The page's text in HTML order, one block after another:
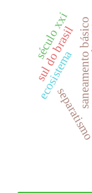
saneamento básico
ecosistema
sul do brasil
século xxi